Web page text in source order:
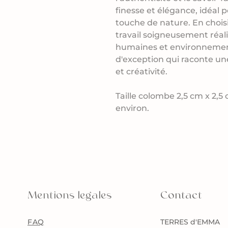
finesse et élégance, idéal
touche de nature. En
travail soigneusement
humaines et
d'exception qui raconte
et créativité.
Taille colombe 2,5 cm x
environ.
Mentions legales
FAQ
Contact
TERRES d'EMMA